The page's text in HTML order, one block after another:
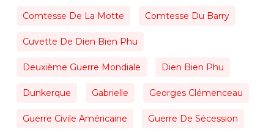
Comtesse De La Motte Comtesse Du Barry
Cuvette De Dien Bien Phu
Deuxième Guerre Mondiale Dien Bien Phu
Dunkerque Gabrielle Georges Clémenceau
Guerre Civile Américaine Guerre De Sécession